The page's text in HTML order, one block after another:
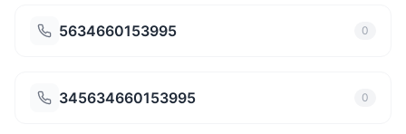
5634660153995 0
345634660153995 0